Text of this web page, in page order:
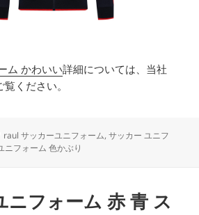
ム かわいい詳細については、当社
ください。
タ
グ
raul サッカーユニフォーム,サッカー ユニフ
ニフォーム 色かぶり
ニフォーム 赤 青 ス